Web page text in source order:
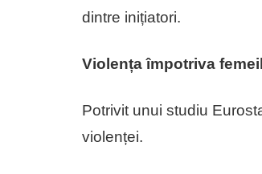
dintre inițiatori.
Violența împotriva
Potrivit unui studiu
violenței.